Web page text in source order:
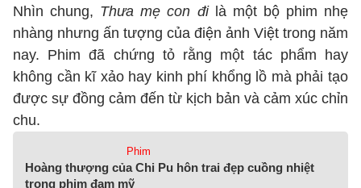
Nhìn chung, Thưa mẹ con đilà một bộ phim nhẹ
nhàng nhưng ấn tượng của điện ảnh Việt trong năm
nay. Phim đã chứng tỏ rằng một tác phẩm hay
không cần kĩ xảo hay kinh phí khổng lồ mà phải tạo
được sự đồng cảm đến từ kịch bản và cảm xúc chỉn
chu.
Phim
Hoàng thượng của Chi Pu hôn trai đẹp cuồng nhiệt
trong phim đam mỹ